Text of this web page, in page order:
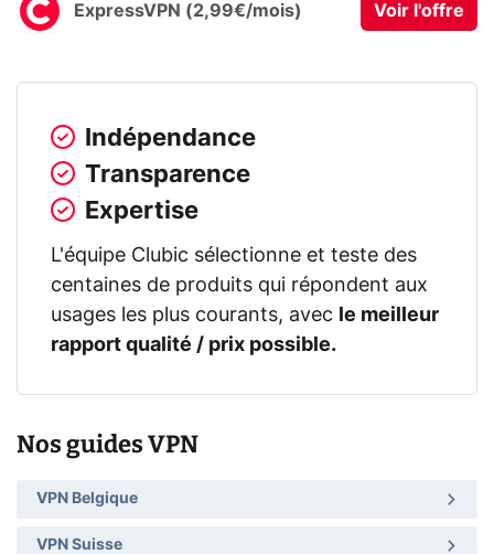
ExpressVPN (2,99€/mois) Voir l'offre
Indépendance
Transparence
Expertise
L'équipe Clubic sélectionne et teste des
centaines de produits qui répondent aux
usages les plus courants, avec
le meilleur
rapport qualité / prix possible.
Nos guides VPN
VPN Belgique
VPN Suisse